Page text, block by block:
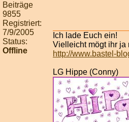
Beiträge
9855
Registriert:
7/9/2005
Status:
Offline
Ich lade Euch ein!
Vielleicht mögt ihr ja
http://www.bastel-
LG Hippe (Conny)